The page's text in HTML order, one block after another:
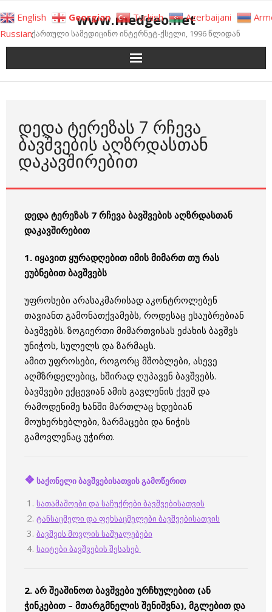
to
content
www.medgeo.net
ქართული სამედიცინო ინტერნეტ-ქსელი, 1996 წლიდან
ᲓᲔᲓᲐ ᲢᲔᲠᲔᲖᲐᲡ 7 ᲠᲩᲔᲕᲐ
ᲑᲐᲕᲨᲕᲔᲑᲘᲡ ᲐᲦᲖᲠᲓᲐᲡᲗᲐᲜ
ᲓᲐᲙᲐᲕᲨᲘᲠᲔᲑᲘᲗ
დედა ტერეზას 7 რჩევა ბავშვების აღზრდასთან
დაკავშირებით
1. იყავით ყურადღებით იმის მიმართ თუ რას
ეუბნებით ბავშვებს
უფროსები არასაკმარისად აკონტროლებენ
თავიანთ გამონათქვამებს, როდესაც ესაუბრებიან
ბავშვებს. ზოგიერთი მიმართვისას ეძახის ბავშვს
უნიჭოს, სულელს და ზარმაცს.
ამით უფროსები, როგორც მშობლები, ასევე
აღმზრდელებიც, ხშირად ღუპავენ ბავშვებს.
ბავშვები ექცევიან ამის გავლენის ქვეშ და
რამოდენიმე ხანში მართლაც ხდებიან
მოუხერხებლები, ზარმაცები და ნიჭის
გამოვლენაც უჭირთ.
❖ საქონელი ბავშვებისათვის გამოწერით
სათამაშოები და საჩუქრები ბავშვებისათვის
ტანსაცმელი და ფეხსაცმელები ბავშვებისათვის
ბავშვის მოვლის საშუალებები
საიტები ბავშვების შესახებ
2. არ შეაშინოთ ბავშვები ურჩხულებით (ან
ჭინკებით – მთარგმნელის შენიშვნა), მგლებით და
English Georgian Turkish Azerbaijani
Russian